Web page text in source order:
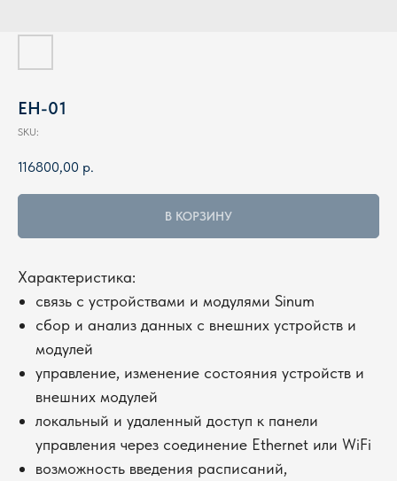
EH-01
SKU:
116800,00 р.
В КОРЗИНУ
Характеристика:
связь с устройствами и модулями Sinum
сбор и анализ данных с внешних устройств и
модулей
управление, изменение состояния устройств и
внешних модулей
локальный и удаленный доступ к панели
управления через соединение Ethernet или WiFi
возможность введения расписаний,